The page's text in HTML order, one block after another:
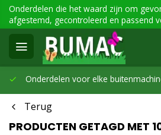
Onderdelen die het waard zijn om
afgestemd, gecontroleerd en passend
Onderdelen voor elke
Terug
PRODUCTEN GETAGD MET